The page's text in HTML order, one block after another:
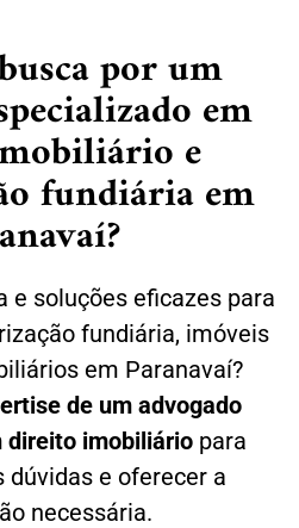
por um
em
e
fundiária em
e soluções eficazes para
fundiária, imóveis
em Paranavaí?
de um advogado
direito imobiliário para
dúvidas e oferecer a
necessária.